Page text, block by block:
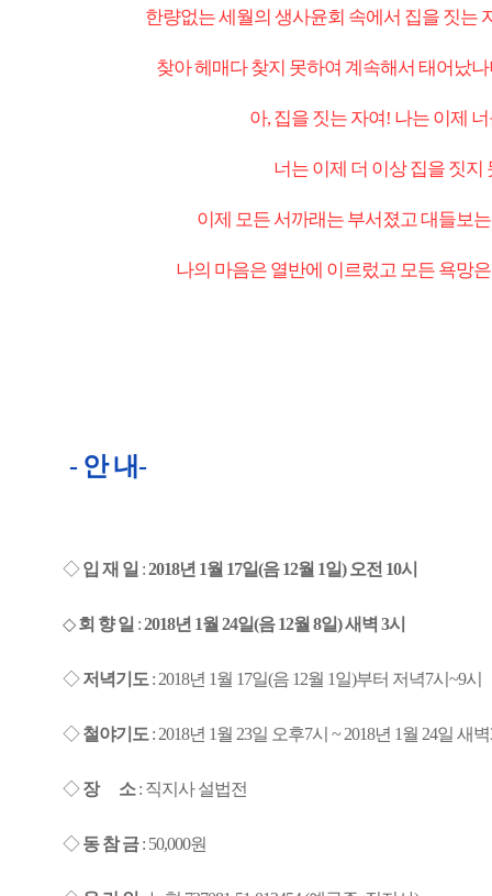
한량없는 세월의 생사윤회 속에서 집을 짓는
찾아 헤매다 찾지 못하여 계속해서 태어났
아, 집을 짓는 자여! 나는 이제
너는 이제 더 이상 집을 짓지
이제 모든 서까래는 부서졌고 대들보
나의 마음은 열반에 이르렀고 모든 욕망
- 안 내-
◇ 입 재 일 :2018년 1월 17일(음 12월 1일) 오전 10시
◇ 회 향 일 :2018년 1월 24일(음 12월 8일) 새벽 3시
◇ 저녁기도 : 2018년 1월 17일(음 12월 1일)부터 저녁7시~9시
◇ 철야기도 : 2018년 1월 23일 오후7시 ~ 2018년 1월 24일 새
◇ 장 소: 직지사 설법전
◇ 동 참 금: 50,000원